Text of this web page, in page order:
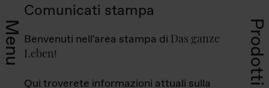
Menu Prodotti
Comunicati stampa
Benvenuti nell'area stampa di Das ganze
Leben!
Qui troverete informazioni attuali sulla